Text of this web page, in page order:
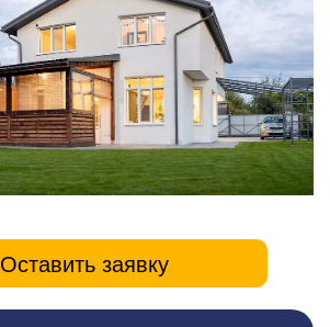
Оставить заявку